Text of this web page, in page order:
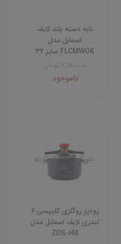
تابه دسته بلند لایف
اسمایل مدل
FLCMWOK سایز 32
ناموجود
زودپز روگازی کلیپسی 6
لیتری لایف اسمایل مدل
ZDS-6M